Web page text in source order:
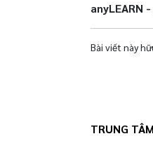
anyLEARN -
Bài viết này
TRUNG